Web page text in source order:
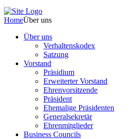
HomeÜber uns
Über uns
Verhaltenskodex
Satzung
Vorstand
Präsidium
Erweiterter Vorstand
Ehrenvorsitzende
Präsident
Ehemalige Präsidenten
Generalsekretär
Ehrenmitglieder
Business Councils